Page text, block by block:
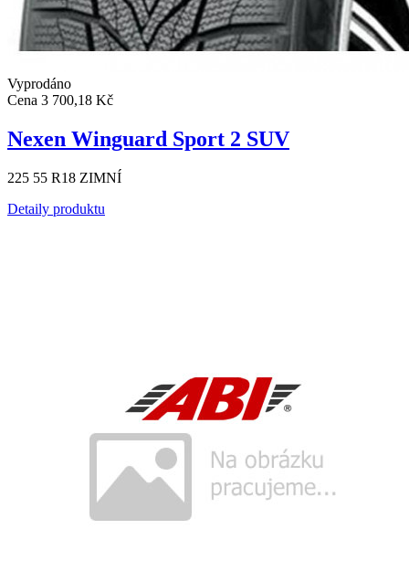
Vyprodáno
Cena 3 700,18 Kč
Nexen Winguard Sport 2 SUV
225 55 R18 ZIMNÍ
Detaily produktu